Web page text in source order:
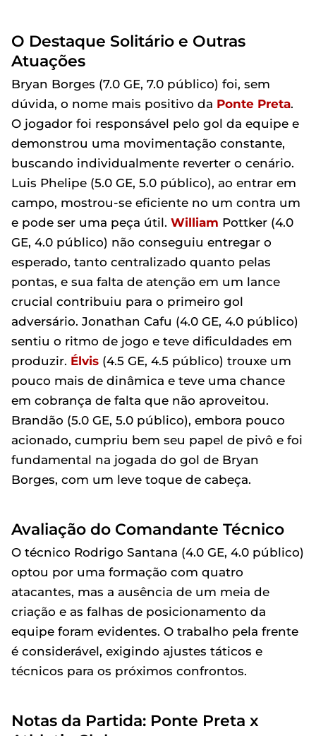
O Destaque Solitário e Outras
Atuações
Bryan Borges (7.0 GE, 7.0 público) foi, sem
dúvida, o nome mais positivo da Ponte Preta.
O jogador foi responsável pelo gol da equipe e
demonstrou uma movimentação constante,
buscando individualmente reverter o cenário.
Luis Phelipe (5.0 GE, 5.0 público), ao entrar em
campo, mostrou-se eficiente no um contra um
e pode ser uma peça útil. William Pottker (4.0
GE, 4.0 público) não conseguiu entregar o
esperado, tanto centralizado quanto pelas
pontas, e sua falta de atenção em um lance
crucial contribuiu para o primeiro gol
adversário. Jonathan Cafu (4.0 GE, 4.0 público)
sentiu o ritmo de jogo e teve dificuldades em
produzir. Élvis (4.5 GE, 4.5 público) trouxe um
pouco mais de dinâmica e teve uma chance
em cobrança de falta que não aproveitou.
Brandão (5.0 GE, 5.0 público), embora pouco
acionado, cumpriu bem seu papel de pivô e foi
fundamental na jogada do gol de Bryan
Borges, com um leve toque de cabeça.
Avaliação do Comandante Técnico
O técnico Rodrigo Santana (4.0 GE, 4.0 público)
optou por uma formação com quatro
atacantes, mas a ausência de um meia de
criação e as falhas de posicionamento da
equipe foram evidentes. O trabalho pela frente
é considerável, exigindo ajustes táticos e
técnicos para os próximos confrontos.
Notas da Partida: Ponte Preta x